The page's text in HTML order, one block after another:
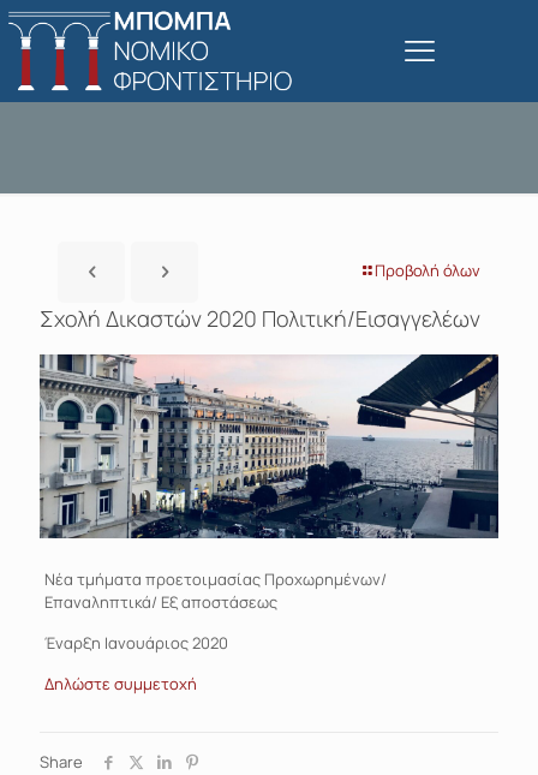
Προβολή όλων
Σχολή Δικαστών 2020 Πολιτική/Εισαγγελέων
Νέα τμήματα προετοιμασίας Προχωρημένων/
Επαναληπτικά/ Εξ αποστάσεως
Έναρξη Ιανουάριος 2020
Δηλώστε συμμετοχή
Share